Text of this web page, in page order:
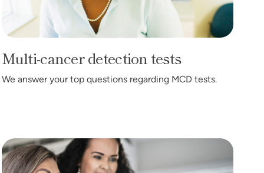
Multi-cancer detection tests
We answer your top questions regarding MCD tests.
स्पेनिश संसाधन